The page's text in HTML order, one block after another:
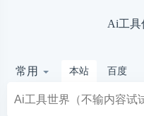
Ai工具
常用 本站 百度